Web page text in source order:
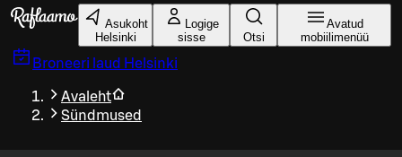
Liigu peamise sisu juurde
Asukoht
Helsinki
Logige
sisse
Otsi
Avatud
mobiilimenüü
Broneeri laud Helsinki
Avaleht
Sündmused